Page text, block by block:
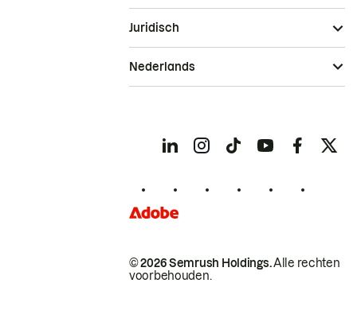
© 2026 Semrush Holdings.Alle rechten
voorbehouden.
Juridisch
Nederlands